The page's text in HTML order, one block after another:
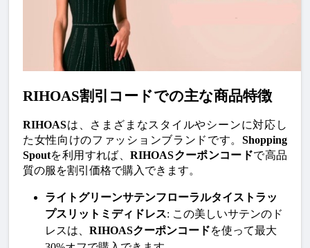
RIHOAS割引コードでの主な商品特徴
RIHOASは、さまざまなスタイルやシーンに対応し
た女性向けのファッションブランドです。 Shopping
Spoutを利用すれば、RIHOASクーポンコードで高品
質の服を割引価格で購入できます。
ライトグリーンサテンフローラルタイストラッ
プスリットミディドレス: この美しいサテンのド
レスは、 RIHOASクーポンコードを使って最大